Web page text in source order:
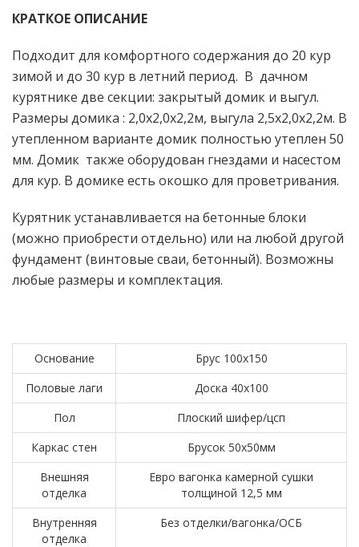
КРАТКОЕ ОПИСАНИЕ
Подходит для комфортного содержания до 20 кур
зимой и до 30 кур в летний период. В дачном
курятнике две секции: закрытый домик и выгул.
Размеры домика : 2,0х2,0х2,2м, выгула 2,5х2,0х2,2м. В
утепленном варианте домик полностью утеплен 50
мм. Домик также оборудован гнездами и насестом
для кур. В домике есть окошко для проветривания.
Курятник устанавливается на бетонные блоки
(можно приобрести отдельно) или на любой другой
фундамент (винтовые сваи, бетонный). Возможны
любые размеры и комплектация.
Основание
Брус 100х150
Половые лаги
Доска 40х100
Пол
Плоский шифер/цсп
Каркас стен
Брусок 50х50мм
Внешняя
отделка
Евро вагонка камерной сушки
толщиной 12,5 мм
Внутренняя
отделка
Без отделки/вагонка/ОСБ